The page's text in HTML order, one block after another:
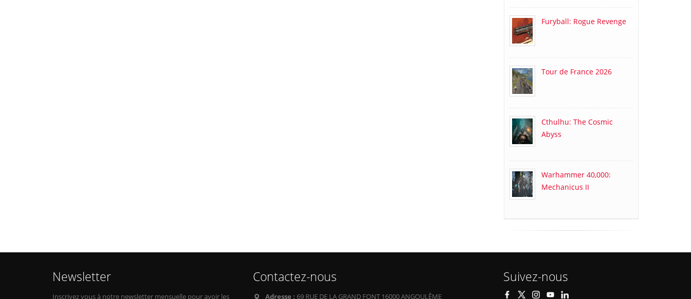
Furyball: Rogue Revenge
Tour de France 2026
Cthulhu: The Cosmic
Abyss
Warhammer 40,000:
Mechanicus II
Newsletter
Inscrivez vous à notre newsletter mensuelle pour avoir les
Contactez-nous
Adresse : 69 RUE DE LA GRAND FONT 16000 ANGOULÊME
Suivez-nous